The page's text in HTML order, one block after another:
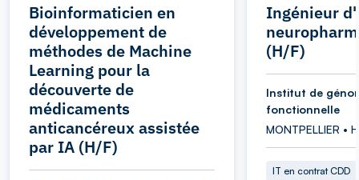
Bioinformaticien en
développement de
méthodes de Machine
Learning pour la
découverte de
médicaments
anticancéreux assistée
par IA (H/F)
Ingénieur
(H/F)
Institut de
fonctionnelle
MONTPELLIER •
IT en contrat CDD